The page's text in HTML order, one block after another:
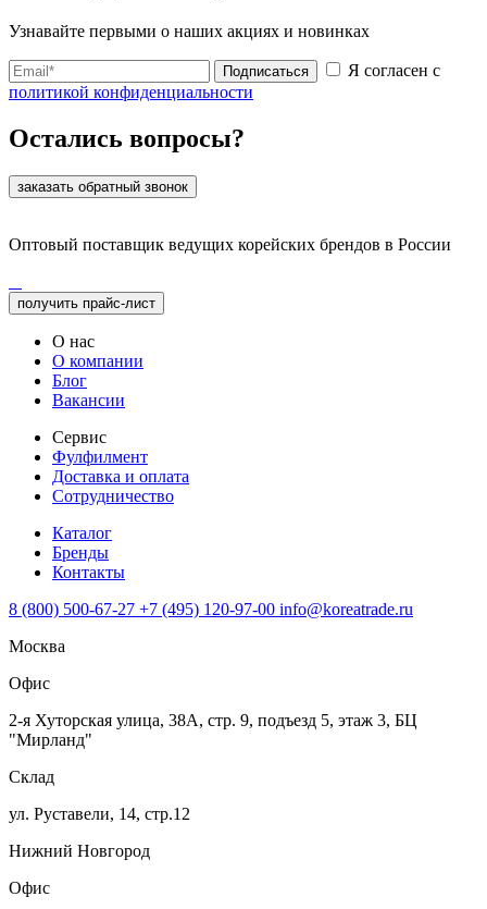
Узнавайте первыми о наших акциях и новинках
Подписаться
Я согласен с
политикой конфиденциальности
Остались вопросы?
заказать обратный звонок
Оптовый поставщик ведущих корейских брендов в России
получить прайс-лист
О нас
О компании
Блог
Вакансии
Сервис
Фулфилмент
Доставка и оплата
Сотрудничество
Каталог
Бренды
Контакты
8 (800) 500-67-27 +7 (495) 120-97-00 info@koreatrade.ru
Москва
Офис
2-я Хуторская улица, 38А, стр. 9, подъезд 5, этаж 3, БЦ
"Мирланд"
Склад
ул. Руставели, 14, стр.12
Нижний Новгород
Офис